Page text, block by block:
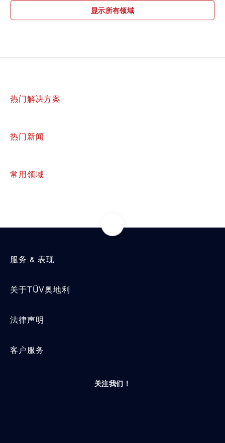
显示所有领域
热门解决方案
热门新闻
常用领域
服务 & 表现
关于TÜV奥地利
法律声明
客户服务
关注我们！